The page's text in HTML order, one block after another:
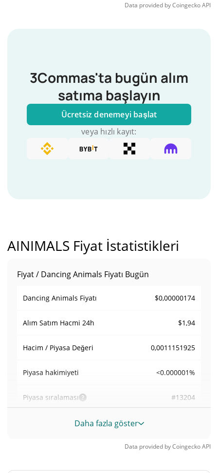
Data provided byCoingeckoAPI
3Commas'ta bugün alım
satıma başlayın
Ücretsiz denemeyi başlat
veya hızlı kayıt:
AINIMALS Fiyat İstatistikleri
Fiyat / Dancing Animals Fiyatı Bugün
Dancing Animals Fiyatı $0,00000174
Alım Satım Hacmi 24h $1,94
Hacim / Piyasa Değeri 0,0011151925
Piyasa hakimiyeti <0.000001%
Piyasa sıralaması #13204
Dancing Animals Arzı
999.826.392,346 AINIMALS
Toplam Arz 999.826.392,346 AINIMALS
Daha fazla göster
Data provided byCoingeckoAPI